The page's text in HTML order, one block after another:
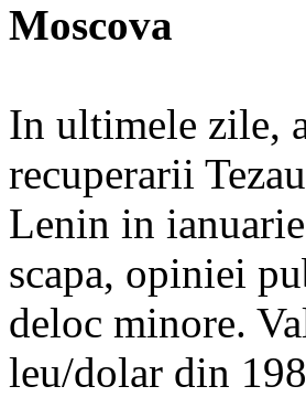
Moscova
In ultimele zile,
recuperarii
Lenin in
scapa, opiniei
deloc minore.
leu/dolar din